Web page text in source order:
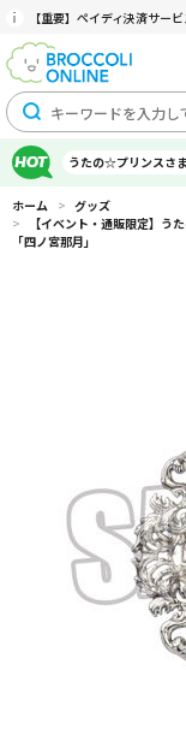
【重要】ペイディ決済サー
うたの☆プリンスさ
ホーム > グッズ
>
【イベント・通販限定】
「四ノ宮那月」